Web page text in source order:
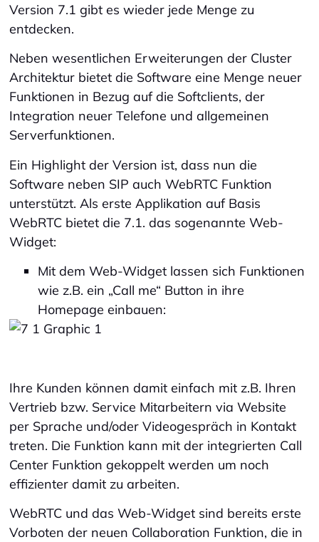
Version 7.1 gibt es wieder jede Menge zu
entdecken.
Neben wesentlichen Erweiterungen der Cluster
Architektur bietet die Software eine Menge neuer
Funktionen in Bezug auf die Softclients, der
Integration neuer Telefone und allgemeinen
Serverfunktionen.
Ein Highlight der Version ist, dass nun die
Software neben SIP auch WebRTC Funktion
unterstützt. Als erste Applikation auf Basis
WebRTC bietet die 7.1. das sogenannte Web-
Widget:
Mit dem Web-Widget lassen sich Funktionen
wie z.B. ein „Call me“ Button in ihre
Homepage einbauen:
Ihre Kunden können damit einfach mit z.B. Ihren
Vertrieb bzw. Service Mitarbeitern via Website
per Sprache und/oder Videogespräch in Kontakt
treten. Die Funktion kann mit der integrierten Call
Center Funktion gekoppelt werden um noch
effizienter damit zu arbeiten.
WebRTC und das Web-Widget sind bereits erste
Vorboten der neuen Collaboration Funktion, die in